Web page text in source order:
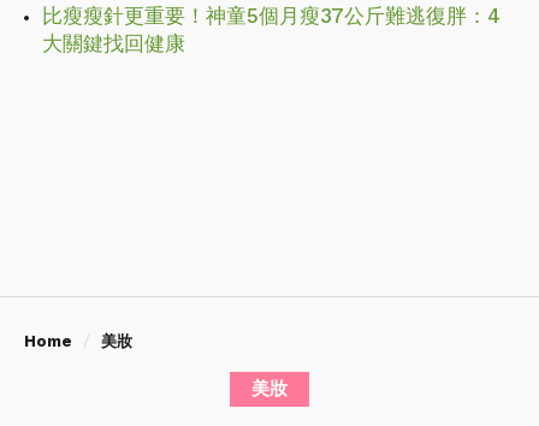
比瘦瘦針更重要！神童5個月瘦37公斤難逃復胖：4
大關鍵找回健康
Home 美妝
美妝